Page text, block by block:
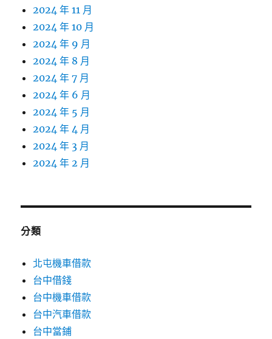
2024 年 11 月
2024 年 10 月
2024 年 9 月
2024 年 8 月
2024 年 7 月
2024 年 6 月
2024 年 5 月
2024 年 4 月
2024 年 3 月
2024 年 2 月
分類
北屯機車借款
台中借錢
台中機車借款
台中汽車借款
台中當鋪